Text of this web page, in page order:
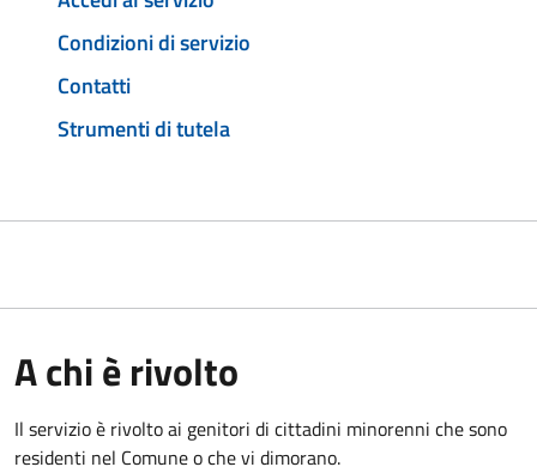
Condizioni di servizio
Contatti
Strumenti di tutela
A chi è rivolto
Il servizio è rivolto ai genitori di cittadini minorenni che sono
residenti nel Comune o che vi dimorano.